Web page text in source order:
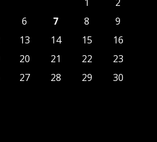
6 7 8
9
13 14 15
16
20 21 22
23
27 28 29
30